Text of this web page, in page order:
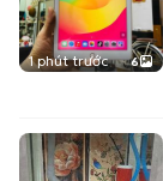
1 phút trước 6